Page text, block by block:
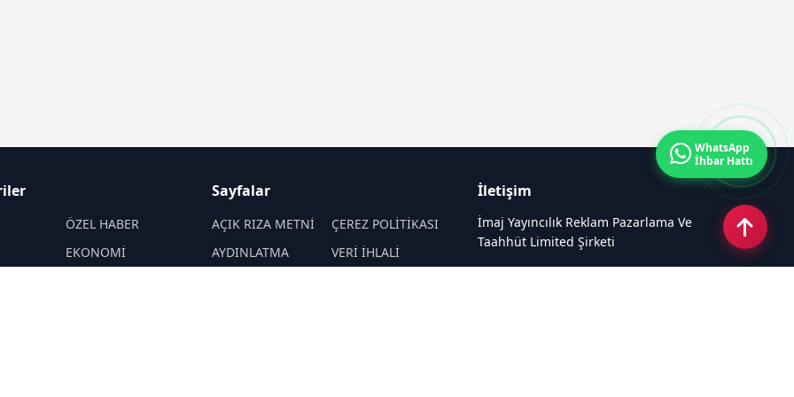
ÖZEL HABER
EKONOMİ
Sayfalar
AÇIK RIZA METNİ
ÇEREZ POLİTİKASI
AYDINLATMA
VERİ İHLALİ
İletişim
İmaj Yayıncılık Reklam Pazarlama Ve
Taahhüt Limited Şirketi
WhatsApp
İhbar Hattı